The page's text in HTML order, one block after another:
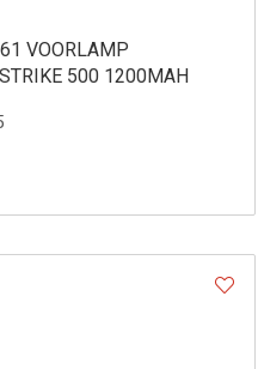
VOORLAMP
500 1200MAH